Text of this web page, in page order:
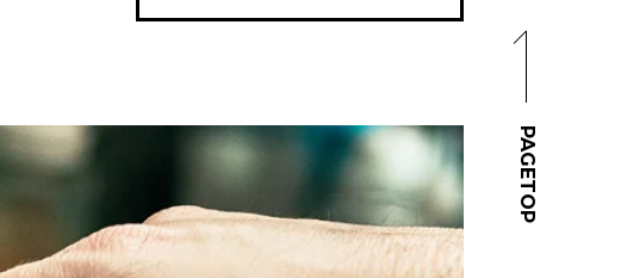
PAGETOP